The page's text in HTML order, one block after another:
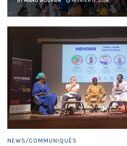
NEWS/COMMUNIQUÉS